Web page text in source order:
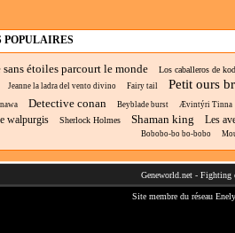
POPULAIRES
sans étoiles parcourt le monde Los caballeros de
Jeanne la ladra del vento divino Fairy tail Petit ours
Detective conan Beyblade burst Ævintýri Tinna
walpurgis Sherlock Holmes Shaman king Les
Bobobo-bo bo-bobo
Geneworld.net - Fighting
Site membre du réseau